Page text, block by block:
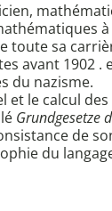
toute sa
avant 1902
du nazisme.
et le calcul
Grundgesetze
de
du